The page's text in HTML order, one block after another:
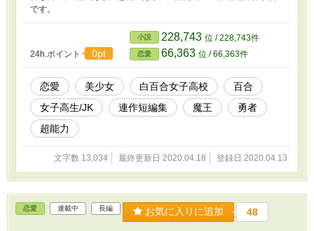
です。
24h.ポイント 0pt
小説 228,743 位 / 228,743件
恋愛 66,363 位 / 66,363件
恋愛 美少女 白百合女子高校
百合
女子高生/JK
連作短編集 魔王
勇者
超能力
文字数 13,034 最終更新日 2020.04.18 登録日 2020.04.13
恋愛 連載中 長編 お気に入りに追加 48